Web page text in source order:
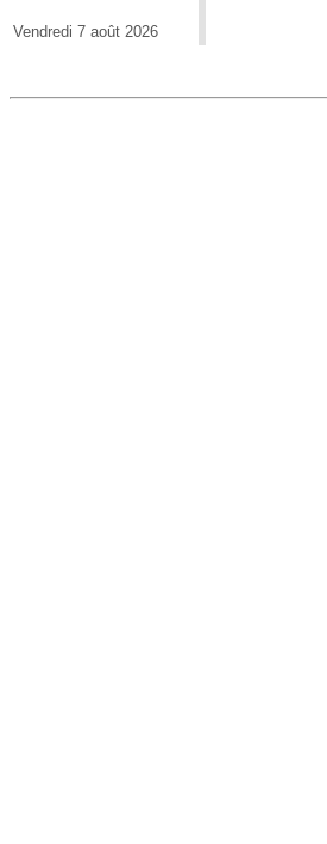
Vendredi 7 août 2026